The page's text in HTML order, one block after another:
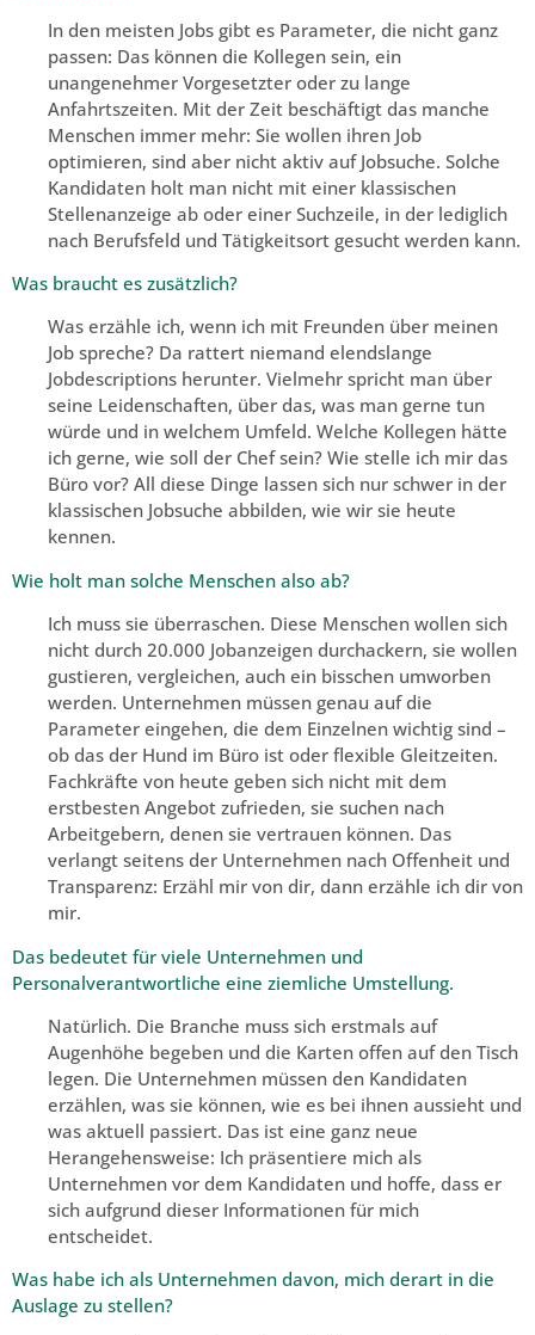
In den meisten Jobs gibt es Parameter, die nicht ganz
passen: Das können die Kollegen sein, ein
unangenehmer Vorgesetzter oder zu lange
Anfahrtszeiten. Mit der Zeit beschäftigt das manche
Menschen immer mehr: Sie wollen ihren Job
optimieren, sind aber nicht aktiv auf Jobsuche. Solche
Kandidaten holt man nicht mit einer klassischen
Stellenanzeige ab oder einer Suchzeile, in der lediglich
nach Berufsfeld und Tätigkeitsort gesucht werden kann.
Was braucht es zusätzlich?
Was erzähle ich, wenn ich mit Freunden über meinen
Job spreche? Da rattert niemand elendslange
Jobdescriptions herunter. Vielmehr spricht man über
seine Leidenschaften, über das, was man gerne tun
würde und in welchem Umfeld. Welche Kollegen hätte
ich gerne, wie soll der Chef sein? Wie stelle ich mir das
Büro vor? All diese Dinge lassen sich nur schwer in der
klassischen Jobsuche abbilden, wie wir sie heute
kennen.
Wie holt man solche Menschen also ab?
Ich muss sie überraschen. Diese Menschen wollen sich
nicht durch 20.000 Jobanzeigen durchackern, sie wollen
gustieren, vergleichen, auch ein bisschen umworben
werden. Unternehmen müssen genau auf die
Parameter eingehen, die dem Einzelnen wichtig sind –
ob das der Hund im Büro ist oder flexible Gleitzeiten.
Fachkräfte von heute geben sich nicht mit dem
erstbesten Angebot zufrieden, sie suchen nach
Arbeitgebern, denen sie vertrauen können. Das
verlangt seitens der Unternehmen nach Offenheit und
Transparenz: Erzähl mir von dir, dann erzähle ich dir von
mir.
Das bedeutet für viele Unternehmen und
Personalverantwortliche eine ziemliche Umstellung.
Natürlich. Die Branche muss sich erstmals auf
Augenhöhe begeben und die Karten offen auf den Tisch
legen. Die Unternehmen müssen den Kandidaten
erzählen, was sie können, wie es bei ihnen aussieht und
was aktuell passiert. Das ist eine ganz neue
Herangehensweise: Ich präsentiere mich als
Unternehmen vor dem Kandidaten und hoffe, dass er
sich aufgrund dieser Informationen für mich
entscheidet.
Was habe ich als Unternehmen davon, mich derart in die
Auslage zu stellen?